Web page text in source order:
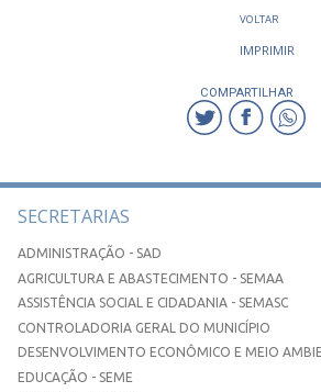
VOLTAR
IMPRIMIR
COMPARTILHAR
SECRETARIAS
ADMINISTRAÇÃO - SAD
AGRICULTURA E ABASTECIMENTO - SEMAA
ASSISTÊNCIA SOCIAL E CIDADANIA - SEMASC
CONTROLADORIA GERAL DO MUNICÍPIO
DESENVOLVIMENTO ECONÔMICO E MEIO
EDUCAÇÃO - SEME